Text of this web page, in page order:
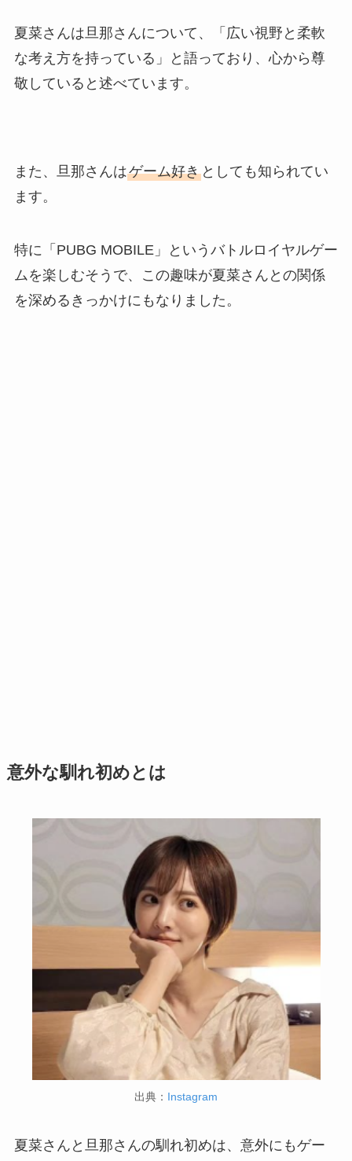
夏菜さんは旦那さんについて、「広い視野と柔軟
な考え方を持っている」と語っており、心から尊
敬していると述べています。
また、旦那さんはゲーム好きとしても知られてい
ます。
特に「PUBG MOBILE」というバトルロイヤルゲー
ムを楽しむそうで、この趣味が夏菜さんとの関係
を深めるきっかけにもなりました。
意外な馴れ初めとは
出典： Instagram
夏菜さんと旦那さんの馴れ初めは、意外にもゲー